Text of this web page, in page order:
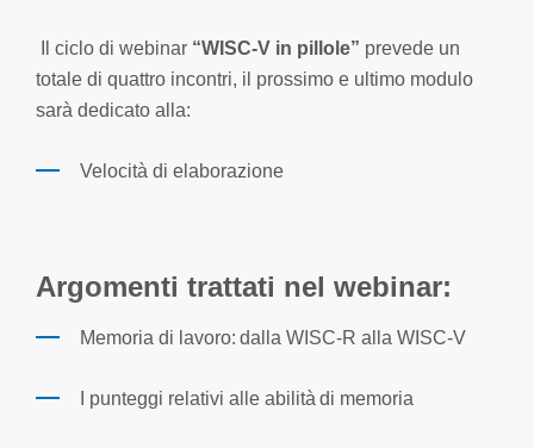
Il ciclo di webinar “WISC-V in pillole” prevede un
totale di quattro incontri, i l prossimo e ultimo modulo
sarà dedicato alla:
Velocità di elaborazione
Argomenti trattati nel webinar:
Memoria di lavoro: dalla WISC-R alla WISC-V
punteggi relativi alle abilità di memoria